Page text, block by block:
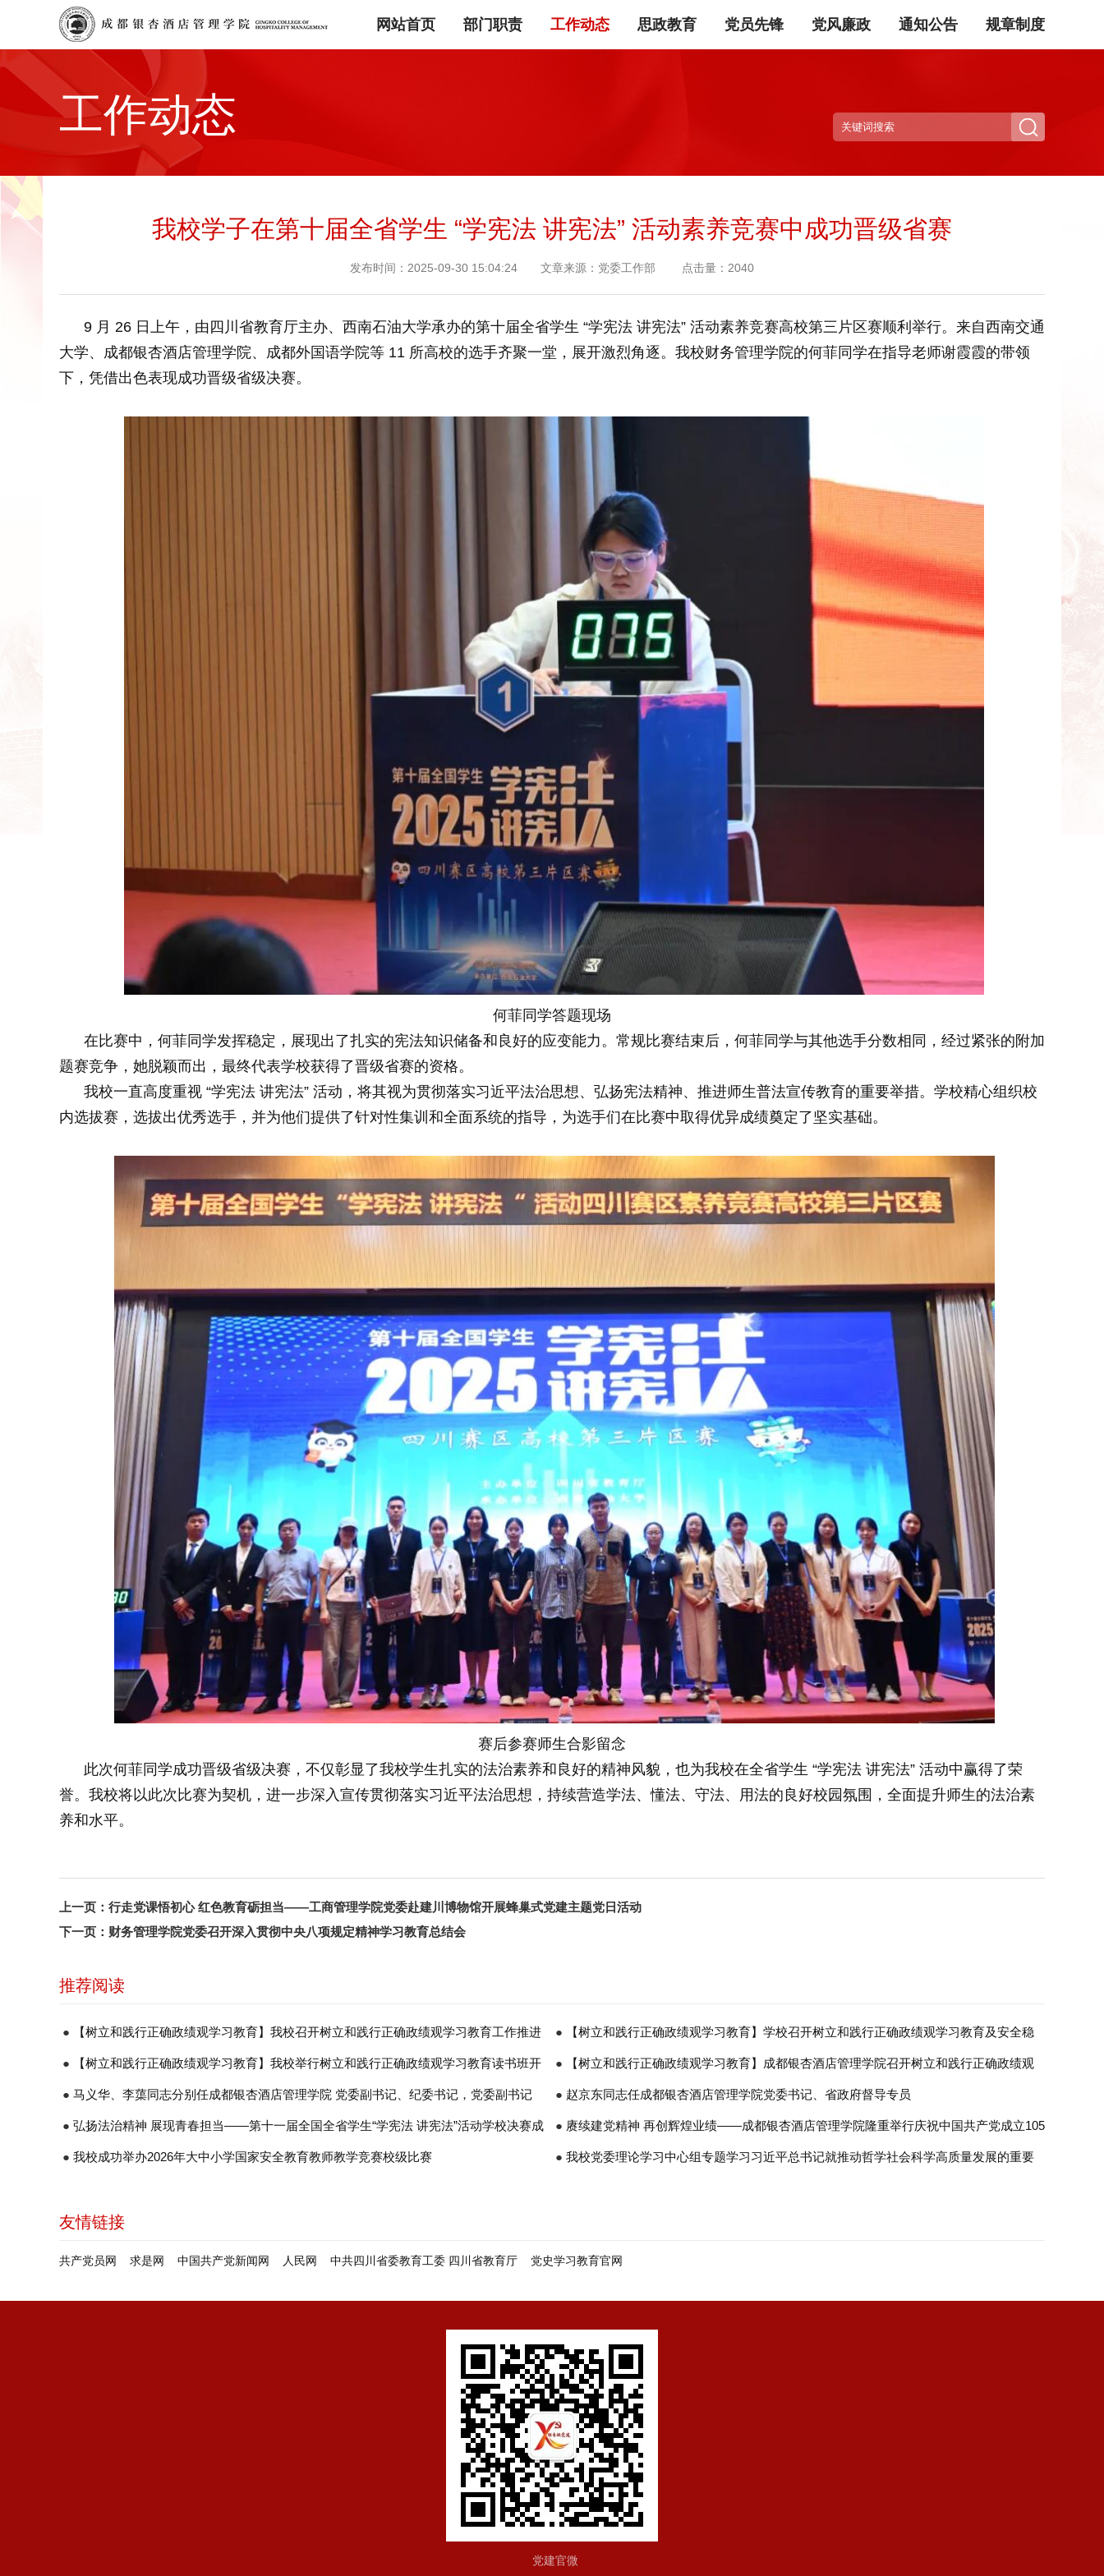
网站首页 部门职责 工作动态 思政教育 党员先锋 党风廉政 通知公告 规章制度
工作动态
我校学子在第十届全省学生 “学宪法 讲宪法” 活动素养竞赛中成功晋级省赛
发布时间：2025-09-30 15:04:24 文章来源：党委工作部 点击量：2040
9 月 26 日上午，由四川省教育厅主办、西南石油大学承办的第十届全省学生 “学宪法 讲宪法” 活动素养竞赛高校第三片区赛顺利举行。来自西南交通
大学、成都银杏酒店管理学院、成都外国语学院等 11 所高校的选手齐聚一堂，展开激烈角逐。我校财务管理学院的何菲同学在指导老师谢霞霞的带领
下，凭借出色表现成功晋级省级决赛。
何菲同学答题现场
在比赛中，何菲同学发挥稳定，展现出了扎实的宪法知识储备和良好的应变能力。常规比赛结束后，何菲同学与其他选手分数相同，经过紧张的附加
题赛竞争，她脱颖而出，最终代表学校获得了晋级省赛的资格。
我校一直高度重视 “学宪法 讲宪法” 活动，将其视为贯彻落实习近平法治思想、弘扬宪法精神、推进师生普法宣传教育的重要举措。学校精心组织校
内选拔赛，选拔出优秀选手，并为他们提供了针对性集训和全面系统的指导，为选手们在比赛中取得优异成绩奠定了坚实基础。
赛后参赛师生合影留念
此次何菲同学成功晋级省级决赛，不仅彰显了我校学生扎实的法治素养和良好的精神风貌，也为我校在全省学生 “学宪法 讲宪法” 活动中赢得了荣
誉。我校将以此次比赛为契机，进一步深入宣传贯彻落实习近平法治思想，持续营造学法、懂法、守法、用法的良好校园氛围，全面提升师生的法治素
养和水平。
上一页： 行走党课悟初心 红色教育砺担当——工商管理学院党委赴建川博物馆开展蜂巢式党建主题党日活动
下一页： 财务管理学院党委召开深入贯彻中央八项规定精神学习教育总结会
推荐阅读
● 【树立和践行正确政绩观学习教育】我校召开树立和践行正确政绩观学习教育工作推进
会
● 【树立和践行正确政绩观学习教育】学校召开树立和践行正确政绩观学习教育及安全稳
定工作推进会
● 【树立和践行正确政绩观学习教育】我校举行树立和践行正确政绩观学习教育读书班开
班式
● 【树立和践行正确政绩观学习教育】成都银杏酒店管理学院召开树立和践行正确政绩观
学习教育部署启动会
● 马义华、李蕖同志分别任成都银杏酒店管理学院 党委副书记、纪委书记，党委副书记 ● 赵京东同志任成都银杏酒店管理学院党委书记、省政府督导专员
● 弘扬法治精神 展现青春担当——第十一届全国全省学生“学宪法 讲宪法”活动学校决赛成
功举办
● 赓续建党精神 再创辉煌业绩——成都银杏酒店管理学院隆重举行庆祝中国共产党成立105
周年暨“两优一先”表彰大会
● 我校成功举办2026年大中小学国家安全教育教师教学竞赛校级比赛 ● 我校党委理论学习中心组专题学习习近平总书记就推动哲学社会科学高质量发展的重要
友情链接
共产党员网 求是网 中国共产党新闻网 人民网 中共四川省委教育工委 四川省教育厅 党史学习教育官网
党建官微